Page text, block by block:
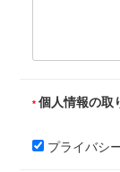
個人情報の取
プライバシ